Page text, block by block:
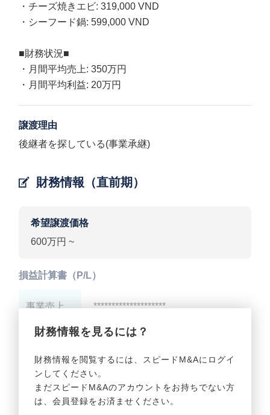
・チーズ焼きエビ: 319,000 VND
・シーフード鍋: 599,000 VND
■財務状況■
・月間平均売上: 350万円
・月間平均利益: 20万円
譲渡理由
後継者を探している(事業承継)
財務情報（直前期）
希望譲渡価格
600万円 ~
財務情報を見るには？
財務情報を閲覧するには、スピードM&Aにログイ
ンしてください。
まだスピードM&Aのアカウントをお持ちでない方
は、会員登録をお済ませください。
損益計算書（P/L）
事業売上 ********************
事業利益 ********************
貸借対照表（B/S）
事業資産 ********************